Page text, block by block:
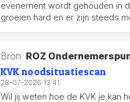
evenement wordt gehouden in
groeien hard en er zijn steeds
Bron: ROZ
KVK noodsituatiescan
28-07-2026 13:41
Wil jij weten hoe de KVK je kan